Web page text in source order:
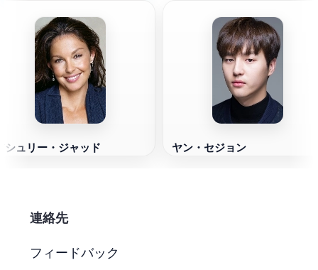
シュリー・ジャッド ヤン・セジョン
連絡先
フィードバック